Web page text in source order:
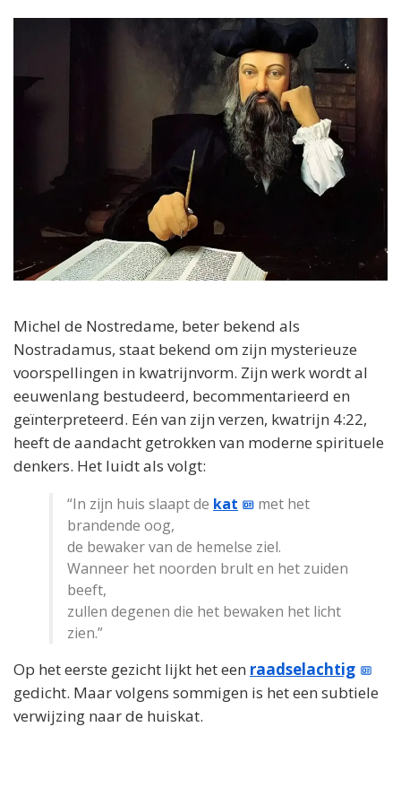
Michel de Nostredame, beter bekend als
Nostradamus, staat bekend om zijn mysterieuze
voorspellingen in kwatrijnvorm. Zijn werk wordt al
eeuwenlang bestudeerd, becommentarieerd en
geïnterpreteerd. Eén van zijn verzen, kwatrijn 4:22,
heeft de aandacht getrokken van moderne spirituele
denkers. Het luidt als volgt:
“In zijn huis slaapt de kat
met het
brandende oog,
de bewaker van de hemelse ziel.
Wanneer het noorden brult en het zuiden
beeft,
zullen degenen die het bewaken het licht
zien.”
Op het eerste gezicht lijkt het een raadselachtig
gedicht. Maar volgens sommigen is het een subtiele
verwijzing naar de huiskat.